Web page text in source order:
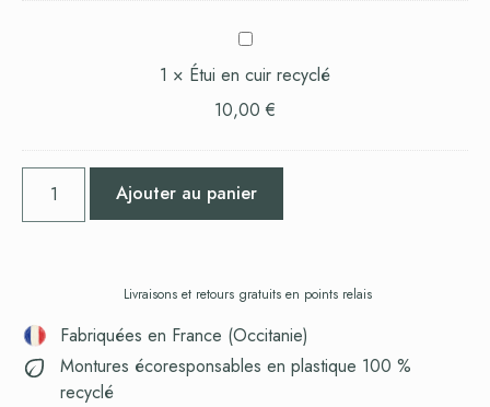
Étui
en
recyclé
1 × Étui en cuir recyclé
10,00€
Ajouter au panier
Livraisons et retours gratuits en points relais
Fabriquées en France (Occitanie)
Montures écoresponsables en plastique 100 %
recyclé